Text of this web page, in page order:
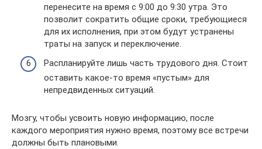
перенесите на время с 9:00 до 9:30 утра. Это
позволит сократить общие сроки, требующиеся
для их исполнения, при этом будут устранены
траты на запуск и переключение.
Распланируйте лишь часть трудового дня. Стоит
оставить какое-то время «пустым» для
непредвиденных ситуаций.
Мозгу, чтобы усвоить новую информацию, после
каждого мероприятия нужно время, поэтому все встречи
должны быть плановыми.